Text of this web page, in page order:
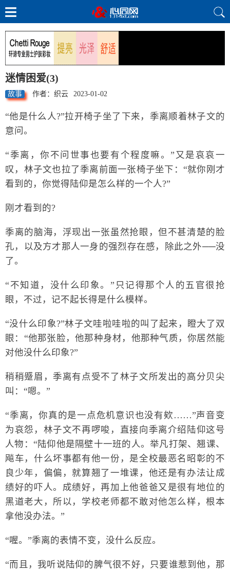
迷情困爱(3)
故事 作者：织云 2023-01-02
“他是什么人?”拉开椅子坐了下来，季离顺着林子文的
意问。
“季离，你不问世事也要有个程度嘛。”又是哀哀一
叹，林子文也拉了季离前面一张椅子坐下：“就你刚才
看到的，你觉得陆仰是怎么样的一个人?”
刚才看到的?
季离的脑海，浮现出一张虽然抢眼，但不甚清楚的脸
孔，以及方才那人一身的强烈存在感，除此之外──没
了。
“不知道，没什么印象。”只记得那个人的五官很抢
眼，不过，记不起长得是什么模样。
“没什么印象?”林子文哇啦哇啦的叫了起来，瞪大了双
眼：“他那张脸，他那种身材，他那种气质，你居然能
对他没什么印象?”
稍稍蹙眉，季离有点受不了林子文所发出的高分贝尖
叫：“嗯。”
“季离，你真的是一点危机意识也没有欸……”声音变
为哀怨，林子文不再啰唆，直接向季离介绍陆仰这号
人物：“陆仰他是隔壁十一班的人。举凡打架、翘课、
飚车，什么坏事都有他一份，是全校最恶名昭彰的不
良少年，偏偏，就算翘了一堆课，他还是有办法让成
绩好的吓人。成绩好，再加上他爸爸又是很有地位的
黑道老大，所以，学校老师都不敢对他怎么样，根本
拿他没办法。”
“喔。”季离的表情不变，没什么反应。
“而且，我听说陆仰的脾气很不好，只要谁惹到他，那